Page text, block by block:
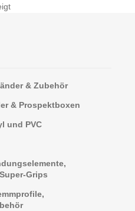
& Zubehör
& Prospektboxen
und PVC
Grips